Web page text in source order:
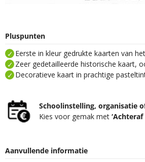
Pluspunten
Eerste in kleur gedrukte kaarten van
Zeer gedetailleerde historische kaart,
Decoratieve kaart in prachtige
Schoolinstelling, organisatie
Kies voor gemak met
Aanvullende informatie